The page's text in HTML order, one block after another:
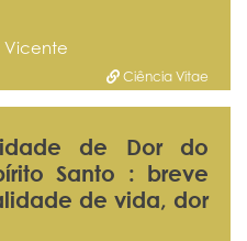
Vicente
Ciência Vitae
de Dor do
Santo : breve
de vida, dor